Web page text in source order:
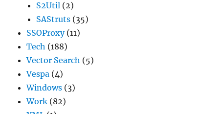
S2Util (2)
SAStruts (35)
SSOProxy(11)
Tech (188)
Vector Search (5)
Vespa (4)
Windows (3)
Work (82)